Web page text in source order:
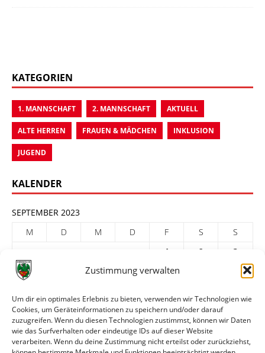
Zustimmung verwalten
Um dir ein optimales Erlebnis zu bieten, verwenden wir Technologien wie
Cookies, um Geräteinformationen zu speichern und/oder darauf
zuzugreifen. Wenn du diesen Technologien zustimmst, können wir Daten
wie das Surfverhalten oder eindeutige IDs auf dieser Website
verarbeiten. Wenn du deine Zustimmung nicht erteilst oder zurückziehst,
KATEGORIEN
1. MANNSCHAFT 2. MANNSCHAFT AKTUELL
ALTE HERREN FRAUEN & MÄDCHEN INKLUSION
JUGEND
KALENDER
SEPTEMBER 2023
M
D M D F S
S
1
2
3
4
6 7 8
18
19 20 21 22 23
25
26 27 28 29
30
« Aug.
Okt. »